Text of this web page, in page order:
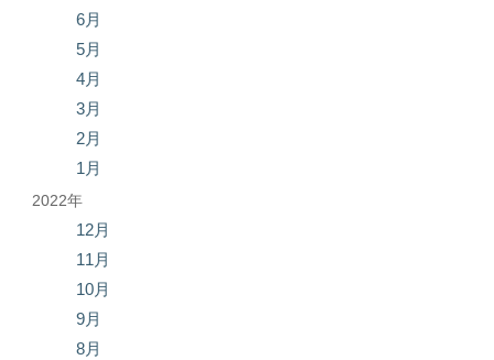
6月
5月
4月
3月
2月
1月
2022年
12月
11月
10月
9月
8月